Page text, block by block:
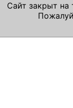
Сайт закрыт на